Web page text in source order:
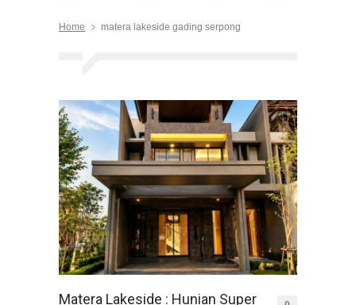
Home matera lakeside gading serpong
Matera Lakeside : Hunian Super